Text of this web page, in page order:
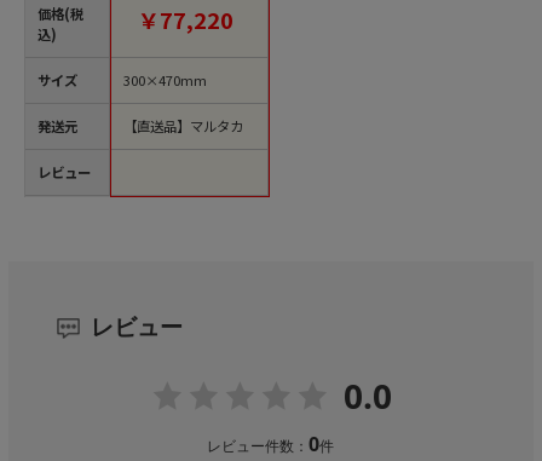
価格(税
込)
サイズ
発送元
レビュー
品】￥77,220
300×470mm
【直送品】マルタカ
レビュー
0.0
レビュー件数：0件